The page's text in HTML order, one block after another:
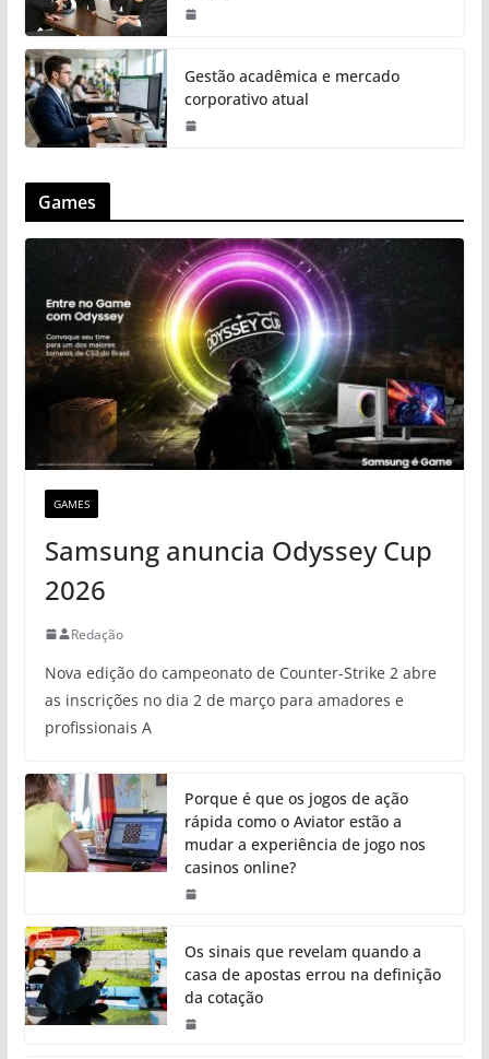
Gestão acadêmica e mercado
corporativo atual
Games
GAMES
Samsung anuncia Odyssey Cup
2026
Redação
Nova edição do campeonato de Counter-Strike 2 abre
as inscrições no dia 2 de março para amadores e
profissionais A
Porque é que os jogos de ação
rápida como o Aviator estão a
mudar a experiência de jogo nos
casinos online?
Os sinais que revelam quando a
casa de apostas errou na definição
da cotação